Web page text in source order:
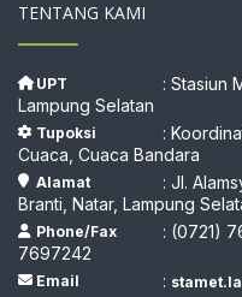
TENTANG KAMI
UPT
: Stasiun
Lampung Selatan
Tupoksi
:
Cuaca, Cuaca Bandara
Alamat
: Jl.
Branti, Natar, Lampung
Phone/Fax
: (0721)
7697242
Email :